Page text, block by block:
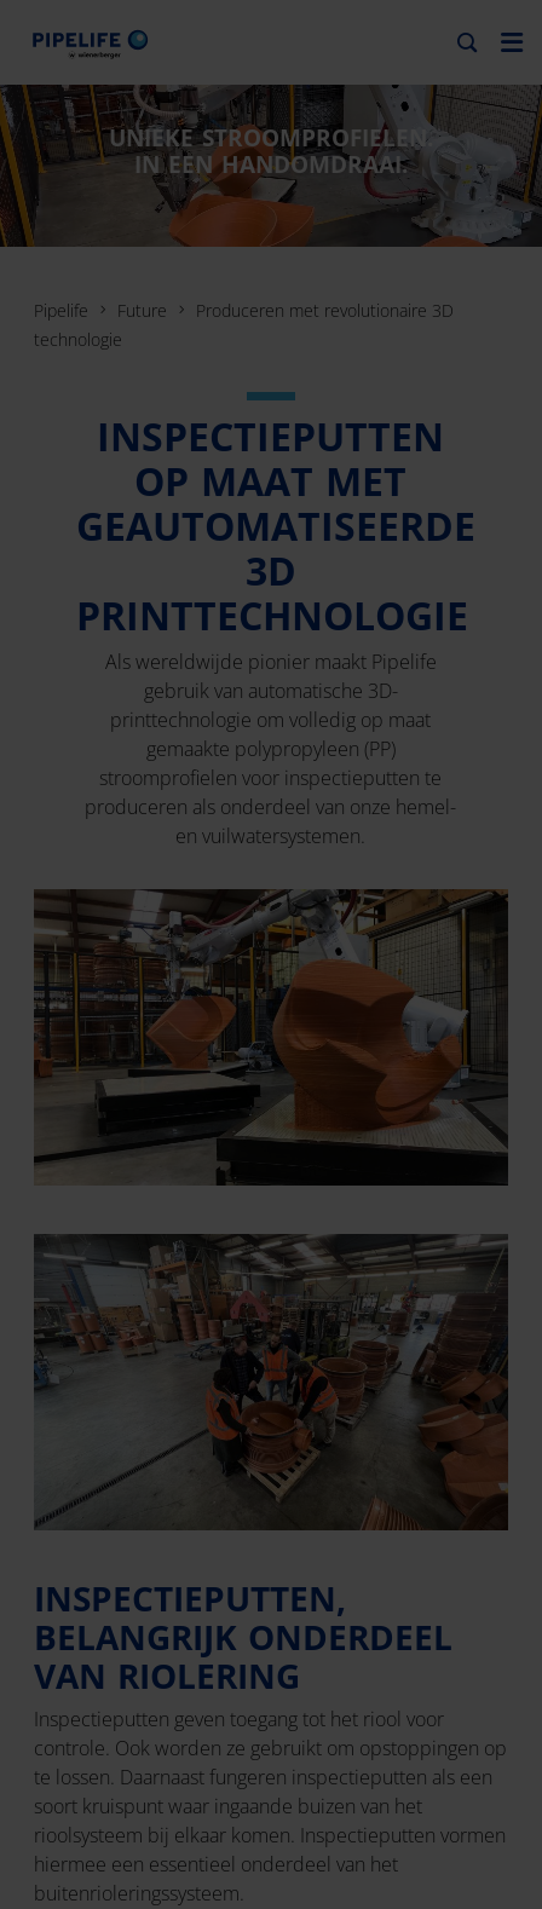
UNIEKE STROOMPROFIELEN.
IN EEN HANDOMDRAAI.
Pipelife Future
Produceren met revolutionaire 3D
technologie
INSPECTIEPUTTEN
OP MAAT MET
GEAUTOMATISEERDE
3D
PRINTTECHNOLOGIE
Als wereldwijde pionier maakt Pipelife
gebruik van automatische 3D-
printtechnologie om volledig op maat
gemaakte polypropyleen (PP)
stroomprofielen voor inspectieputten te
produceren als onderdeel van onze hemel-
en vuilwatersystemen.
INSPECTIEPUTTEN,
BELANGRIJK ONDERDEEL
VAN RIOLERING
Inspectieputten geven toegang tot het riool voor
controle. Ook worden ze gebruikt om opstoppingen op
te lossen. Daarnaast fungeren inspectieputten als een
soort kruispunt waar ingaande buizen van het
rioolsysteem bij elkaar komen. Inspectieputten vormen
hiermee een essentieel onderdeel van het
buitenrioleringssysteem.